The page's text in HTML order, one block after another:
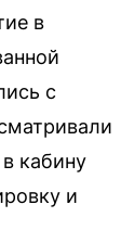
в
с
кабину
и